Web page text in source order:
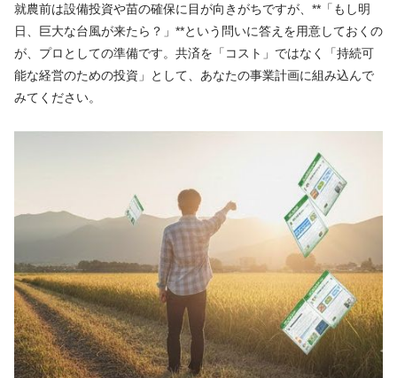
就農前は設備投資や苗の確保に目が向きがちですが、**「もし明
日、巨大な台風が来たら？」**という問いに答えを用意しておくの
が、プロとしての準備です。共済を「コスト」ではなく「持続可
能な経営のための投資」として、あなたの事業計画に組み込んで
みてください。